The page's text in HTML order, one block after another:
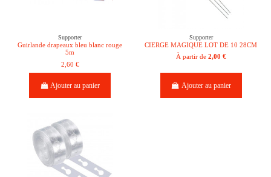
Supporter
Guirlande drapeaux bleu blanc rouge
5m
2,60 €
Ajouter au panier
Supporter
CIERGE MAGIQUE LOT DE 10 28CM
À partir de 2,00 €
Ajouter au panier